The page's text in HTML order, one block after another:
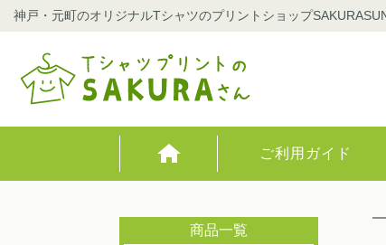
神戸・元町のオリジナルTシャツのプリントショップ
ご利用ガイド